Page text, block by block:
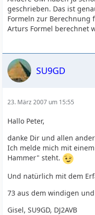
geschrieben. Das ist
Formeln zur Berechnung
Arturs Formel berechnet
SU9GD
23. März 2007 um 15:55
Hallo Peter,
danke Dir und allen
Ich melde mich mit
Hammer" steht.
Und natürlich mit dem
73 aus dem windigen
Gisel, SU9GD, DJ2AVB